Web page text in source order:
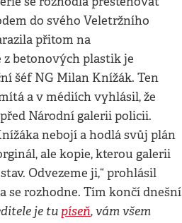
do svého Veletržního
přitom na
betonových plastik je
šéf NG Milan Knížák. Ten
a v médiích vyhlásil, že
Národní galerii policii.
nebojí a hodlá svůj plán
ale kopie, kterou galerii
Odvezeme ji,“ prohlásil
se rozhodne. Tím končí dnešní
je tu píseň, vám všem